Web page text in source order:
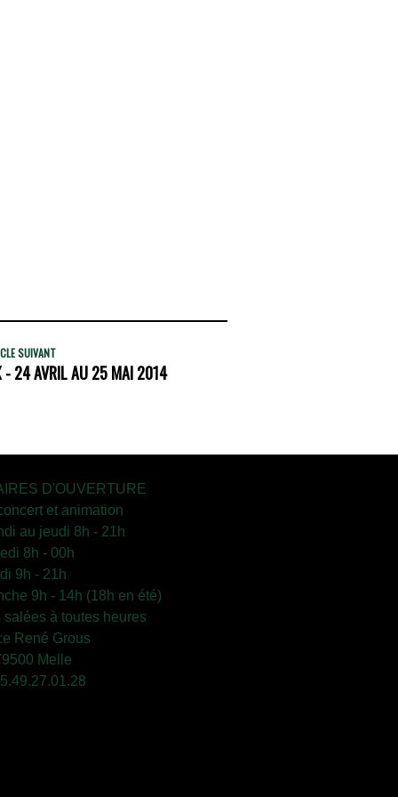
SUIVANT
- 24 AVRIL AU 25 MAI 2014
D'OUVERTURE
et animation
au jeudi 8h - 21h
8h - 00h
9h - 21h
9h - 14h (18h en été)
salées à toutes heures
René Grous
Melle